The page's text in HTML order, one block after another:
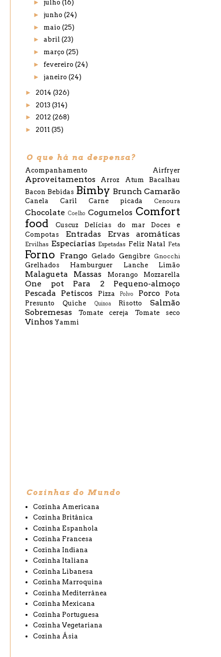
► julho (16)
► junho (24)
► maio (25)
► abril (23)
► março (25)
► fevereiro (24)
► janeiro (24)
► 2014 (326)
► 2013 (314)
► 2012 (268)
► 2011 (35)
O que há na despensa?
Acompanhamento Airfryer
Aproveitamentos Arroz Atum
Bacalhau
Bacon Bebidas Bimby Brunch Camarão
Canela Caril Carne picada Cenoura
Chocolate Coelho Cogumelos Comfort
food
Cuscuz Delícias do mar
Doces e
Compotas
Entradas Ervas aromáticas
Ervilhas Especiarias Espetadas Feliz Natal Feta
Forno Frango Gelado Gengibre Gnocchi
Grelhados Hamburguer Lanche Limão
Malagueta Massas Morango Mozzarella
One pot Para 2
Pequeno-almoço
Pescada
Petiscos Pizza Polvo Porco
Pota
Presunto
Quiche Quinoa Risotto
Salmão
Sobremesas
Tomate cereja Tomate seco
Vinhos Yammi
Cozinhas do Mundo
Cozinha Americana
Cozinha Britânica
Cozinha Espanhola
Cozinha Francesa
Cozinha Indiana
Cozinha Italiana
Cozinha Libanesa
Cozinha Marroquina
Cozinha Mediterrânea
Cozinha Mexicana
Cozinha Portuguesa
Cozinha Vegetariana
Cozinha Ásia